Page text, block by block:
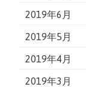
2019年6月
2019年5月
2019年4月
2019年3月